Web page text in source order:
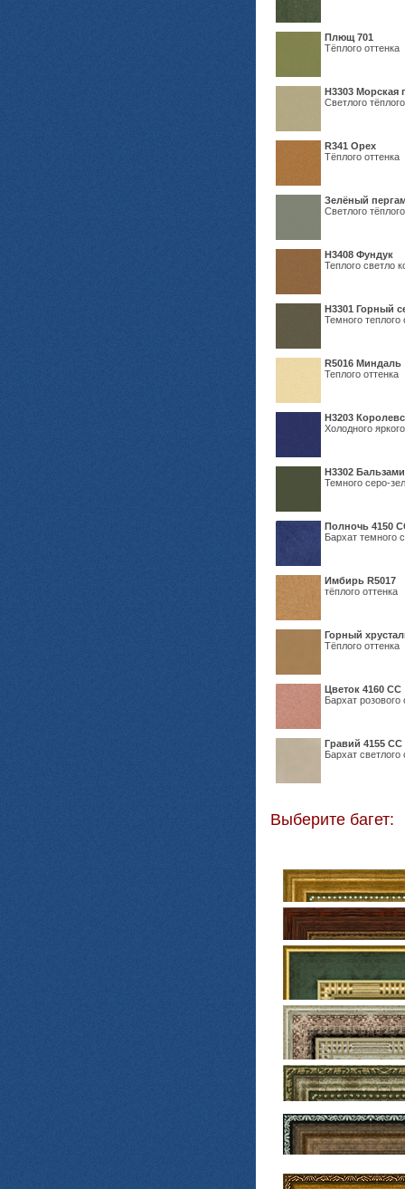
Плющ 701
Тёплого оттенка
H3303 Морская
Светлого
R341 Орех
Тёплого оттенка
Зелёный
Светлого
Н3408 Фундук
Теплого светло
Н3301 Горный
Темного теплого
R5016 Миндаль
Теплого оттенка
Н3203
Холодного
Н3302
Темного серо-
Полночь 4150
Бархат темного
Имбирь R5017
тёплого оттенка
Горный
Тёплого оттенка
Цветок 4160 СС
Бархат розового
Гравий 4155 СС
Бархат светлого
Выберите багет: